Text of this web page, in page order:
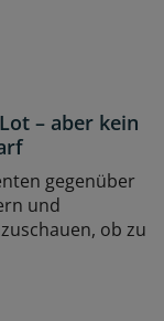
– aber kein
gegenüber
und
ob zu